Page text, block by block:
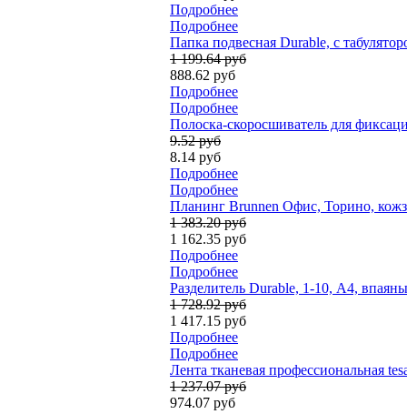
Подробнее
Подробнее
Папка подвесная Durable, с
1 199.64 руб
888.62 руб
Подробнее
Подробнее
Полоска-скоросшиватель для
9.52 руб
8.14 руб
Подробнее
Подробнее
Планинг Brunnen Офис, Торино,
1 383.20 руб
1 162.35 руб
Подробнее
Подробнее
Разделитель Durable, 1-10, А4,
1 728.92 руб
1 417.15 руб
Подробнее
Подробнее
Лента тканевая професcиональная
1 237.07 руб
974.07 руб